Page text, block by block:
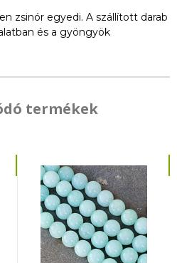
zsinór egyedi. A szállított darab
és a gyöngyök
termékek